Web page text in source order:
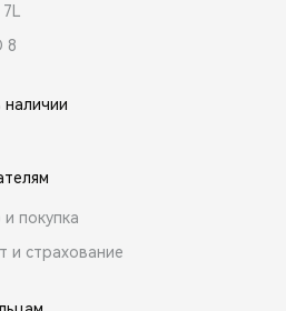
8
наличии
покупка
и страхование